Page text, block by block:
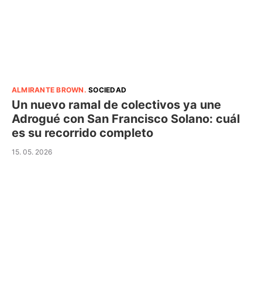
ALMIRANTE BROWN .SOCIEDAD
Un nuevo ramal de colectivos ya une
Adrogué con San Francisco Solano: cuál
es su recorrido completo
15. 05. 2026